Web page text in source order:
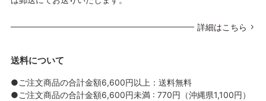
詳細はこちら
送料について
●ご注文商品の合計金額6,600円以上：送料無料
●ご注文商品の合計金額6,600円未満 : 770円（沖縄県1,100円）